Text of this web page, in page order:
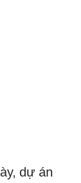
dự án